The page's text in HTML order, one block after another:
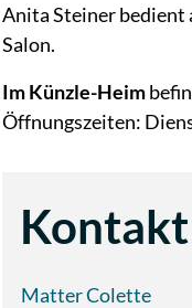
Anita Steiner bedient
Salon.
Im Künzle-Heim
Öffnungszeiten:
Kontakt
Matter Colette